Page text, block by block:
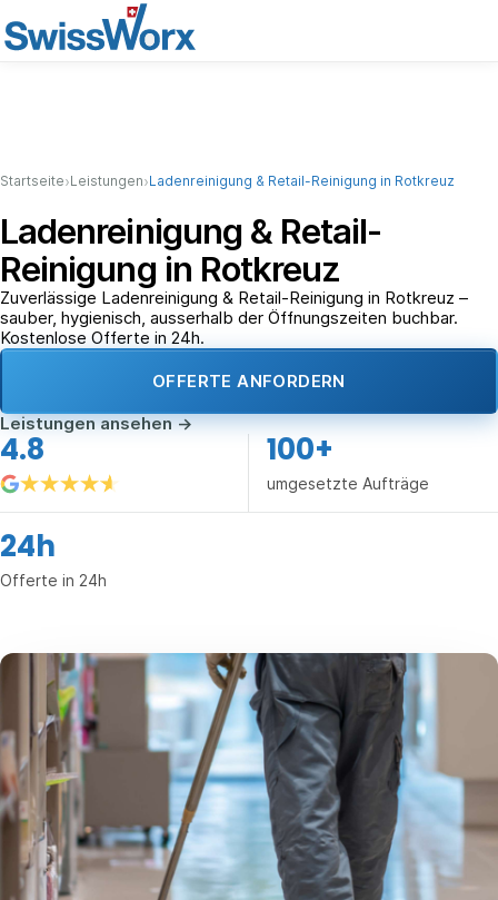
Startseite›Leistungen›Ladenreinigung & Retail-Reinigung in Rotkreuz
Ladenreinigung & Retail-
Reinigung in Rotkreuz
Zuverlässige Ladenreinigung & Retail-Reinigung in Rotkreuz –
sauber, hygienisch, ausserhalb der Öffnungszeiten buchbar.
Kostenlose Offerte in 24h.
OFFERTE ANFORDERN
Leistungen ansehen→
4.8 100+
umgesetzte Aufträge
24h
Offerte in 24h